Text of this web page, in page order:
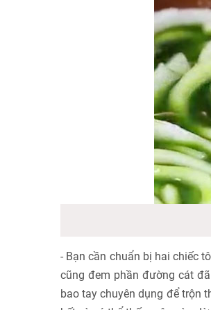
- Bạn cần chuẩn bị hai chiếc
cũng đem phần đường cát
bao tay chuyên dụng để trộn